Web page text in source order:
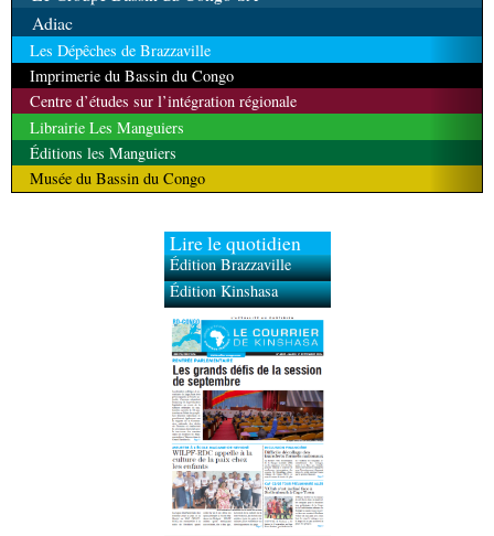
Adiac
Les Dépêches de Brazzaville
Imprimerie du Bassin du Congo
Centre d’études sur l’intégration régionale
Librairie Les Manguiers
Éditions les Manguiers
Musée du Bassin du Congo
Lire le quotidien
Édition Brazzaville
Édition Kinshasa